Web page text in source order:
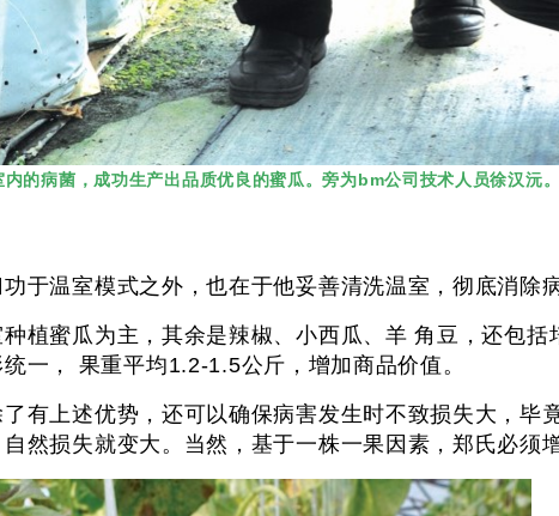
的病菌，成功生产出品质优良的蜜瓜。旁为bm公司技术人员徐汉沅。
功于温室模式之外，也在于他妥善清洗温室，彻底消
植蜜瓜为主，其余是辣椒、小西瓜、羊 角豆，还包
统一， 果重平均1.2-1.5公斤，增加商品价值。
有上述优势，还可以确保病害发生时不致损失大，
然损失就变大。当然，基于一株一果因素，郑氏必须